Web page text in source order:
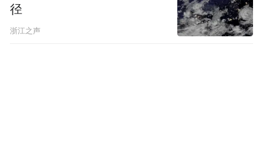
径
浙江之声